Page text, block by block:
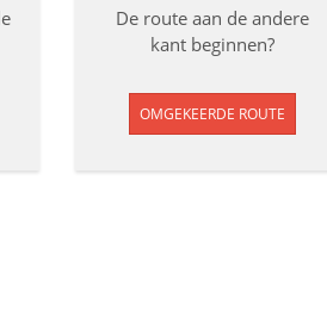
De route aan de andere
kant beginnen?
OMGEKEERDE ROUTE